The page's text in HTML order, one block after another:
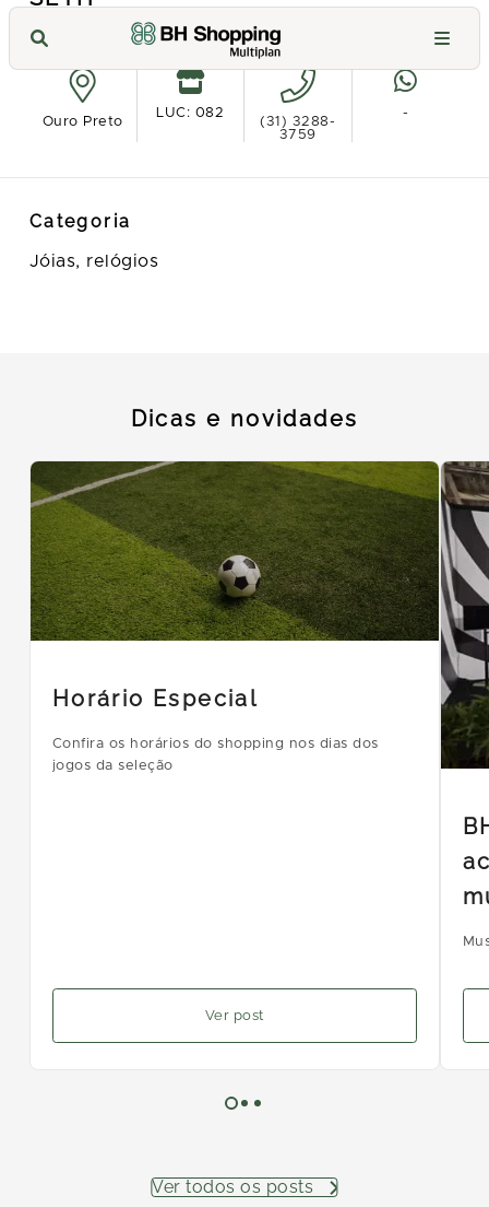
Ver no mapa
Ouro Preto
LUC: 082
(31) 3288-
3759
-
Categoria
Jóias, relógios
Dicas e novidades
Ver todos os posts
Horário Especial
Confira os horários do shopping nos dias dos
jogos da seleção
Ver post